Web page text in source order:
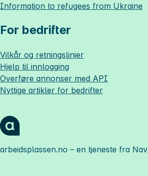
Information to refugees from Ukraine
For bedrifter
Vilkår og retningslinjer
Hjelp til innlogging
Overføre annonser med API
Nyttige artikler for bedrifter
arbeidsplassen.no – en tjeneste fra Nav